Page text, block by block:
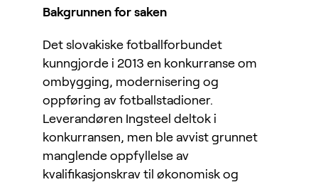
Bakgrunnen for saken
Det slovakiske fotballforbundet
kunngjorde i 2013 en konkurranse om
ombygging, modernisering og
oppføring av fotballstadioner.
Leverandøren Ingsteel deltok i
konkurransen, men ble avvist grunnet
manglende oppfyllelse av
kvalifikasjonskrav til økonomisk og